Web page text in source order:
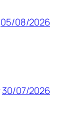
05/08/2026
30/07/2026